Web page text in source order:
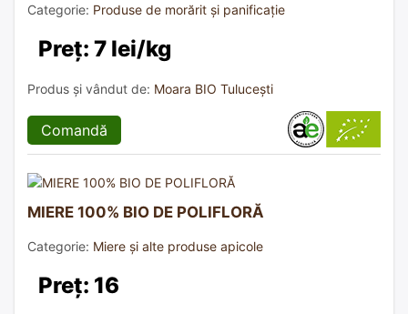
Categorie: Produse de morărit și panificație
Preț: 7 lei/kg
Produs și vândut de: Moara BIO Tulucești
Comandă
MIERE 100% BIO DE POLIFLORĂ
Categorie: Miere și alte produse apicole
Preț: 16